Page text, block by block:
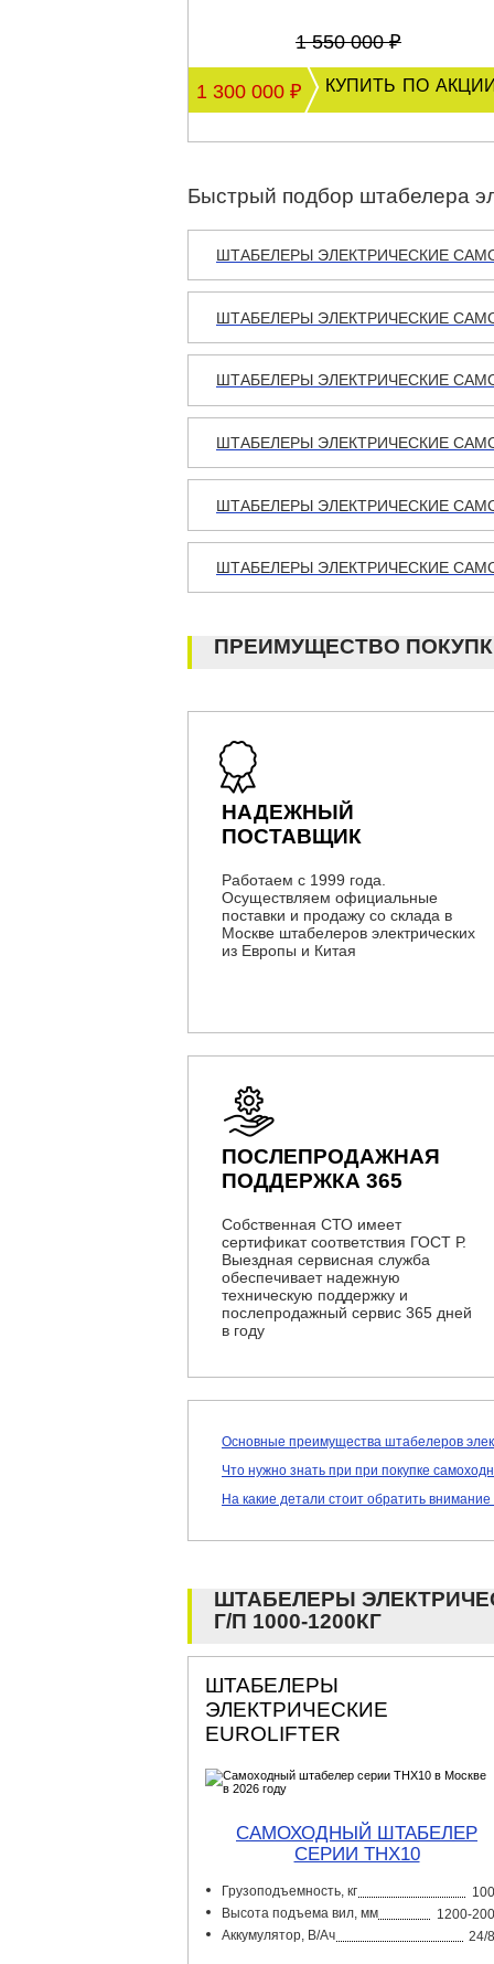
1 550 000 ₽
1 300 000 ₽ купить по
Быстрый подбор штабелера
ШТАБЕЛЕРЫ ЭЛЕКТРИЧЕСКИЕ
ШТАБЕЛЕРЫ ЭЛЕКТРИЧЕСКИЕ
ШТАБЕЛЕРЫ ЭЛЕКТРИЧЕСКИЕ
ШТАБЕЛЕРЫ ЭЛЕКТРИЧЕСКИЕ
ШТАБЕЛЕРЫ ЭЛЕКТРИЧЕСКИЕ
ШТАБЕЛЕРЫ ЭЛЕКТРИЧЕСКИЕ
ПРЕИМУЩЕСТВО
НАДЕЖНЫЙ
ПОСТАВЩИК
Работаем с 1999 года.
Осуществляем официальные
поставки и продажу со склада в
Москве штабелеров электрических
из Европы и Китая
ПОСЛЕПРОДАЖНАЯ
ПОДДЕРЖКА 365
Собственная СТО имеет
сертификат соответствия ГОСТ Р.
Выездная сервисная служба
обеспечивает надежную
техническую поддержку и
послепродажный сервис 365 дней
в году
Основные преимущества штабелеров
Что нужно знать при при покупке
На какие детали стоит обратить
ШТАБЕЛЕРЫ
Г/П 1000-1200КГ
ШТАБЕЛЕРЫ
ЭЛЕКТРИЧЕСКИЕ
EUROLIFTER
САМОХОДНЫЙ ШТАБЕЛЕР
СЕРИИ THX10
Грузоподъемность, кг
Высота подъема вил, мм
1200-
Аккумулятор, В/Ач
24/